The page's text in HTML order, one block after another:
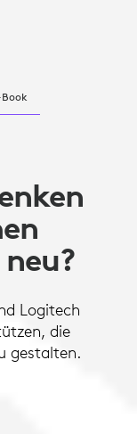
Book
Logitech
die
gestalten.